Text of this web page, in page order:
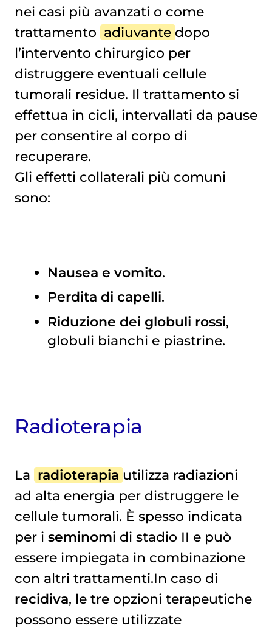
nei casi più avanzati o come
trattamento adiuvante dopo
l’intervento chirurgico per
distruggere eventuali cellule
tumorali residue. Il trattamento si
effettua in cicli, intervallati da pause
per consentire al corpo di
recuperare.
Gli effetti collaterali più comuni
sono:
Nausea e vomito.
Perdita di capelli.
Riduzione dei globuli rossi,
globuli bianchi e piastrine.
Radioterapia
La radioterapia utilizza radiazioni
ad alta energia per distruggere le
cellule tumorali. È spesso indicata
per i seminomi di stadio II e può
essere impiegata in combinazione
con altri trattamenti.In caso di
recidiva, le tre opzioni terapeutiche
possono essere utilizzate